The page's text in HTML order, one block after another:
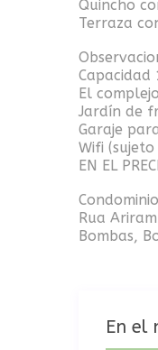
Quincho
Terraza
Capacidad
El
Jardín de
Garaje
Wifi
EN EL
Rua
Bombas,
En el